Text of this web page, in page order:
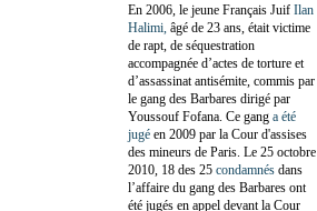
En 2006, le jeune Français Juif Ilan
Halimi, âgé de 23 ans, était victime
de rapt, de séquestration
accompagnée d’actes de torture et
d’assassinat antisémite, commis par
le gang des Barbares dirigé par
Youssouf Fofana. Ce gang a été
jugé en 2009 par la Cour d'assises
des mineurs de Paris. Le 25 octobre
2010, 18 des 25 condamnés dans
l’affaire du gang des Barbares ont
été jugés en appel devant la Cour